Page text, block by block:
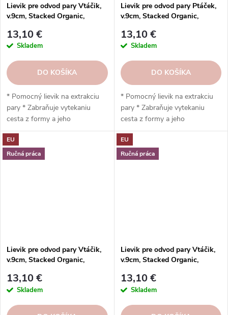
Lievik pre odvod pary Vtáčik,
v.9cm, Stacked Organic,
13,10 €
Skladem
DO KOŠÍKA
* Pomocný lievik na extrakciu
pary * Zabraňuje vytekaniu
cesta z formy a jeho
prepadávaniu * Vyrobené z
kvalitnej kameniny * 6,8 x 9,3 x
3,5 cm * Vhodné do rúry,
Lievik pre odvod pary Ptáček,
v.9cm, Stacked Organic,
13,10 €
Skladem
DO KOŠÍKA
* Pomocný lievik na extrakciu
pary * Zabraňuje vytekaniu
cesta z formy a jeho
prepadávaniu * Vyrobené z
kvalitnej kameniny * 6,8 x 9,3 x
3,5 cm * Vhodné do rúry,
EU
Ručná práca
Lievik pre odvod pary Vtáčik,
v.9cm, Stacked Organic,
13,10 €
Skladem
EU
Ručná práca
Lievik pre odvod pary Vtáčik,
v.9cm, Stacked Organic,
13,10 €
Skladem